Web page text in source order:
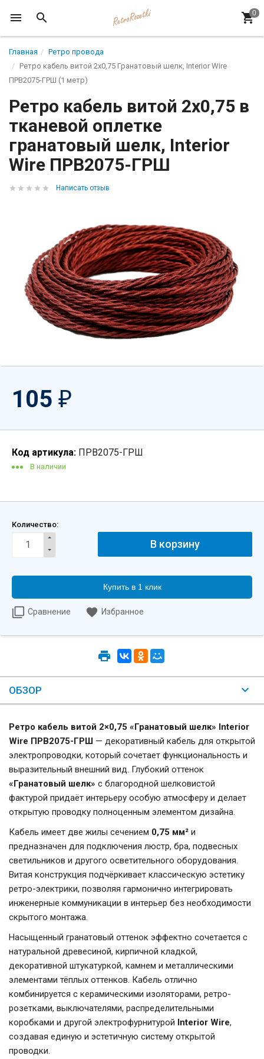
Главная
Ретро провода
Ретро кабель витой 2x0,75 Гранатовый шелк, Interior Wire
ПРВ2075-ГРШ (1 метр)
Ретро кабель витой 2x0,75 в
тканевой оплетке
гранатовый шелк, Interior
Wire ПРВ2075-ГРШ
Написать отзыв
105 ₽
Код артикула: ПРВ2075-ГРШ
В наличии
Количество:
Купить в 1 клик
Сравнение Избранное
ОБЗОР
Ретро кабель витой 2×0,75 «Гранатовый шелк» Interior
Wire ПРВ2075-ГРШ — декоративный кабель для открытой
электропроводки, который сочетает функциональность и
выразительный внешний вид. Глубокий оттенок
«Гранатовый шелк» с благородной шелковистой
фактурой придаёт интерьеру особую атмосферу и делает
открытую проводку полноценным элементом дизайна.
Кабель имеет две жилы сечением 0,75 мм² и
предназначен для подключения люстр, бра, подвесных
светильников и другого осветительного оборудования.
Витая конструкция подчёркивает классическую эстетику
ретро-электрики, позволяя гармонично интегрировать
инженерные коммуникации в интерьер без необходимости
скрытого монтажа.
Насыщенный гранатовый оттенок эффектно сочетается с
натуральной древесиной, кирпичной кладкой,
декоративной штукатуркой, камнем и металлическими
элементами тёплых оттенков. Кабель отлично
комбинируется с керамическими изоляторами, ретро-
розетками, выключателями, распределительными
коробками и другой электрофурнитурой Interior Wire,
создавая единую и эстетичную систему открытой
проводки.